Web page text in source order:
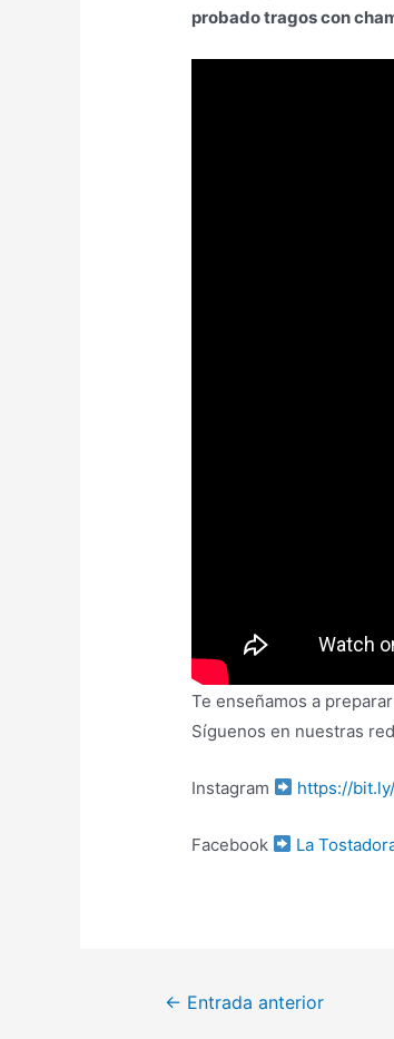
probado tragos con
Te enseñamos a
Síguenos en nuestras
Instagram https://
Facebook La
Navegación
← Entrada anterior